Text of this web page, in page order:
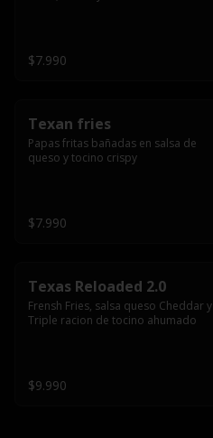
$7.990
Texan fries
Papas fritas bañadas en salsa de
queso y tocino crispy
$7.990
Texas Reloaded 2.0
Frensh Fries, salsa queso Cheddar y
Triple racion de tocino ahumado
$9.990